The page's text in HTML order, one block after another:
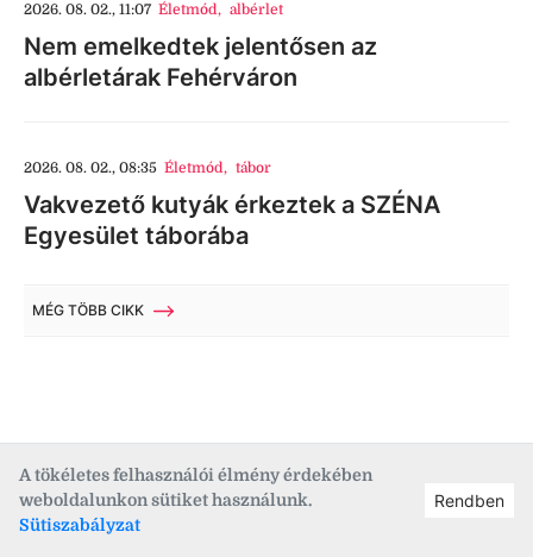
A tökéletes felhasználói élmény érdekében
weboldalunkon sütiket használunk.
Sütiszabályzat
Rendben
2026. 08. 02., 11:07 Életmód, albérlet
Nem emelkedtek jelentősen az
albérletárak Fehérváron
2026. 08. 02., 08:35 Életmód, tábor
Vakvezető kutyák érkeztek a SZÉNA
Egyesület táborába
MÉG TÖBB CIKK
fmc.hu